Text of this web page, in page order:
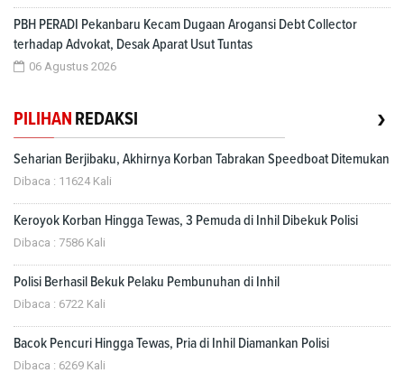
PBH PERADI Pekanbaru Kecam Dugaan Arogansi Debt Collector
terhadap Advokat, Desak Aparat Usut Tuntas
06 Agustus 2026
PILIHAN REDAKSI ›
Seharian Berjibaku, Akhirnya Korban Tabrakan Speedboat Ditemukan
Dibaca : 11624 Kali
Keroyok Korban Hingga Tewas, 3 Pemuda di Inhil Dibekuk Polisi
Dibaca : 7586 Kali
Polisi Berhasil Bekuk Pelaku Pembunuhan di Inhil
Dibaca : 6722 Kali
Bacok Pencuri Hingga Tewas, Pria di Inhil Diamankan Polisi
Dibaca : 6269 Kali